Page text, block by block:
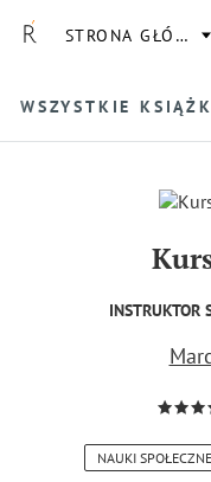
STRONA GŁÓWNA
WSZYSTKIE
INSTRUKTOR
NAUKI SPOŁECZNE